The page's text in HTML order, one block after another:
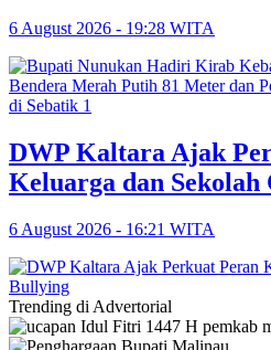
6 August 2026 - 19:28 WITA
DWP Kaltara Ajak
Keluarga dan Sekolah
6 August 2026 - 16:21 WITA
Trending di Advertorial